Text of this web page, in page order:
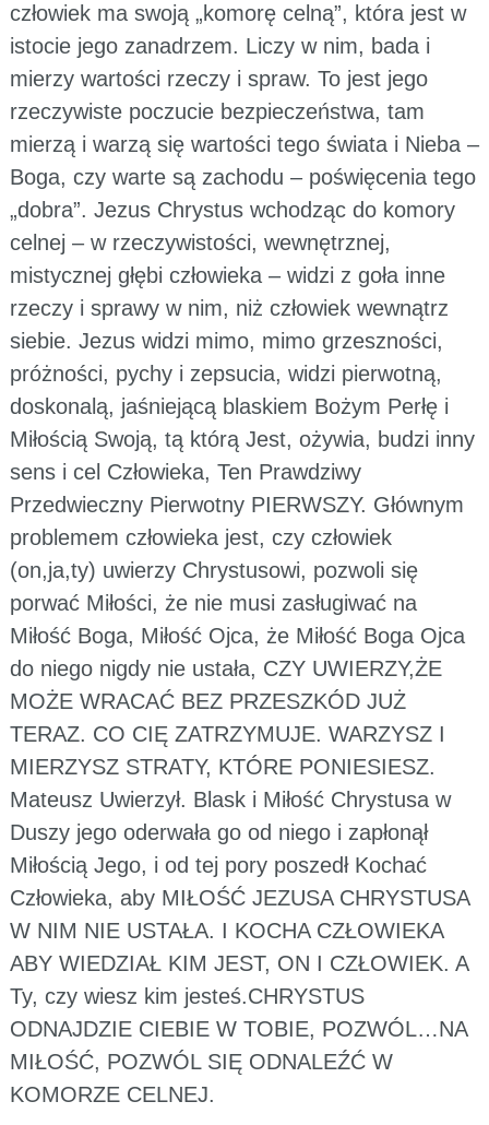
człowiek ma swoją „komorę celną”, która jest w
istocie jego zanadrzem. Liczy w nim, bada i
mierzy wartości rzeczy i spraw. To jest jego
rzeczywiste poczucie bezpieczeństwa, tam
mierzą i warzą się wartości tego świata i Nieba –
Boga, czy warte są zachodu – poświęcenia tego
„dobra”. Jezus Chrystus wchodząc do komory
celnej – w rzeczywistości, wewnętrznej,
mistycznej głębi człowieka – widzi z goła inne
rzeczy i sprawy w nim, niż człowiek wewnątrz
siebie. Jezus widzi mimo, mimo grzeszności,
próżności, pychy i zepsucia, widzi pierwotną,
doskonalą, jaśniejącą blaskiem Bożym Perłę i
Miłością Swoją, tą którą Jest, ożywia, budzi inny
sens i cel Człowieka, Ten Prawdziwy
Przedwieczny Pierwotny PIERWSZY. Głównym
problemem człowieka jest, czy człowiek
(on,ja,ty) uwierzy Chrystusowi, pozwoli się
porwać Miłości, że nie musi zasługiwać na
Miłość Boga, Miłość Ojca, że Miłość Boga Ojca
do niego nigdy nie ustała, CZY UWIERZY,ŻE
MOŻE WRACAĆ BEZ PRZESZKÓD JUŻ
TERAZ. CO CIĘ ZATRZYMUJE. WARZYSZ I
MIERZYSZ STRATY, KTÓRE PONIESIESZ.
Mateusz Uwierzył. Blask i Miłość Chrystusa w
Duszy jego oderwała go od niego i zapłonął
Miłością Jego, i od tej pory poszedł Kochać
Człowieka, aby MIŁOŚĆ JEZUSA CHRYSTUSA
W NIM NIE USTAŁA. I KOCHA CZŁOWIEKA
ABY WIEDZIAŁ KIM JEST, ON I CZŁOWIEK. A
Ty, czy wiesz kim jesteś.CHRYSTUS
ODNAJDZIE CIEBIE W TOBIE, POZWÓL…NA
MIŁOŚĆ, POZWÓL SIĘ ODNALEŹĆ W
KOMORZE CELNEJ.